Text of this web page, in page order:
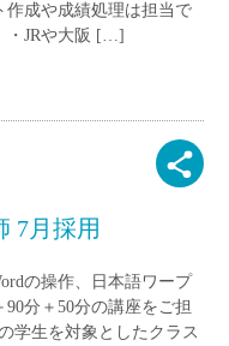
作成や成績処理は担当で
・JRや大阪 […]
7月採用
の操作、日本語ワープ
分＋50分の講座をご担
学生を対象としたクラス